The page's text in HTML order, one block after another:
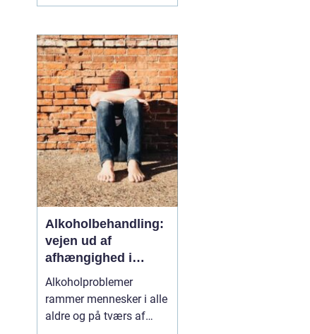
parkering, møbler der
skal skilles ad, og
ejendele med
affektionsværdi, som
helst skal komme sikkert
frem. Mange vælger
der...
Alkoholbehandling:
vejen ud af
afhængighed i
trygge rammer
Alkoholproblemer
rammer mennesker i alle
aldre og på tværs af